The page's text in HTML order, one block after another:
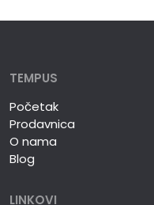
TEMPUS
Početak
Prodavnica
O nama
Blog
LINKOVI